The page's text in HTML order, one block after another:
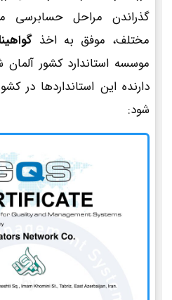
گذراندن مراحل حسابرسی
مختلف، موفق به اخذ
موسسه استاندارد کشور
دارنده این استانداردها در
شود: